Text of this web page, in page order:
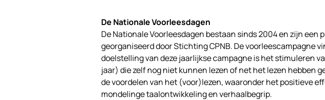
De Nationale Voorleesdagen
De Nationale Voorleesdagen bestaan sinds 2004 en zijn een
georganiseerd door Stichting CPNB. De voorleescampagne
doelstelling van deze jaarlijkse campagne is het stimuleren
jaar) die zelf nog niet kunnen lezen of net het lezen hebben
de voordelen van het (voor)lezen, waaronder het positieve
mondelinge taalontwikkeling en verhaalbegrip.